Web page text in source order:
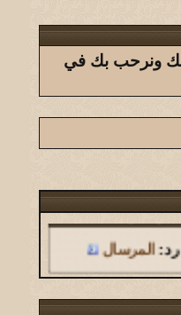
ونرحب بك في
رد:المرسال
المشرقي